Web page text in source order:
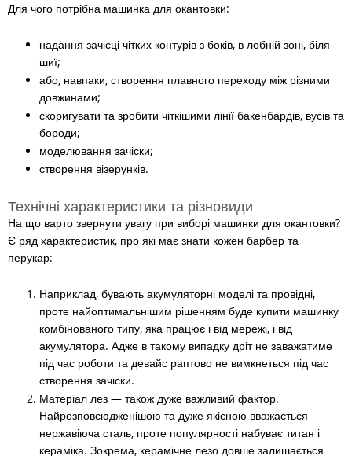
Для чого потрібна машинка для окантовки:
надання зачісці чітких контурів з боків, в лобній зоні, біля
шиї;
або, навпаки, створення плавного переходу між різними
довжинами;
скоригувати та зробити чіткішими лінії бакенбардів, вусів та
бороди;
моделювання зачіски;
створення візерунків.
Технічні характеристики та різновиди
На що варто звернути увагу при виборі машинки для окантовки?
Є ряд характеристик, про які має знати кожен барбер та
перукар:
Наприклад, бувають акумуляторні моделі та провідні,
проте найоптимальнішим рішенням буде купити машинку
комбінованого типу, яка працює і від мережі, і від
акумулятора. Адже в такому випадку дріт не заважатиме
під час роботи та девайс раптово не вимкнеться під час
створення зачіски.
Матеріал лез — також дуже важливий фактор.
Найрозповсюдженішою та дуже якісною вважається
нержавіюча сталь, проте популярності набуває титан і
кераміка. Зокрема, керамічне лезо довше залишається